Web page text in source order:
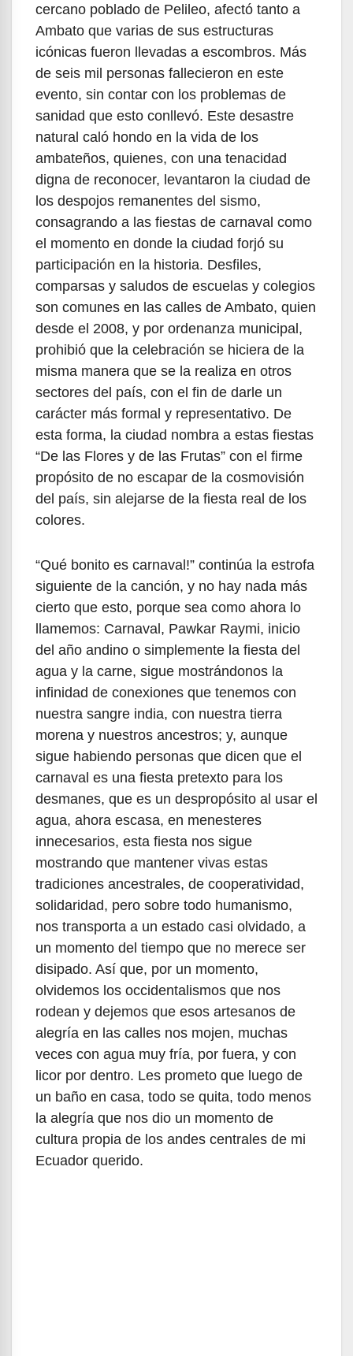
cercano poblado de Pelileo, afectó tanto a
Ambato que varias de sus estructuras
icónicas fueron llevadas a escombros. Más
de seis mil personas fallecieron en este
evento, sin contar con los problemas de
sanidad que esto conllevó. Este desastre
natural caló hondo en la vida de los
ambateños, quienes, con una tenacidad
digna de reconocer, levantaron la ciudad de
los despojos remanentes del sismo,
consagrando a las fiestas de carnaval como
el momento en donde la ciudad forjó su
participación en la historia. Desfiles,
comparsas y saludos de escuelas y colegios
son comunes en las calles de Ambato, quien
desde el 2008, y por ordenanza municipal,
prohibió que la celebración se hiciera de la
misma manera que se la realiza en otros
sectores del país, con el fin de darle un
carácter más formal y representativo. De
esta forma, la ciudad nombra a estas fiestas
“De las Flores y de las Frutas” con el firme
propósito de no escapar de la cosmovisión
del país, sin alejarse de la fiesta real de los
colores.
“Qué bonito es carnaval!” continúa la estrofa
siguiente de la canción, y no hay nada más
cierto que esto, porque sea como ahora lo
llamemos: Carnaval, Pawkar Raymi, inicio
del año andino o simplemente la fiesta del
agua y la carne, sigue mostrándonos la
infinidad de conexiones que tenemos con
nuestra sangre india, con nuestra tierra
morena y nuestros ancestros; y, aunque
sigue habiendo personas que dicen que el
carnaval es una fiesta pretexto para los
desmanes, que es un despropósito al usar el
agua, ahora escasa, en menesteres
innecesarios, esta fiesta nos sigue
mostrando que mantener vivas estas
tradiciones ancestrales, de cooperatividad,
solidaridad, pero sobre todo humanismo,
nos transporta a un estado casi olvidado, a
un momento del tiempo que no merece ser
disipado. Así que, por un momento,
olvidemos los occidentalismos que nos
rodean y dejemos que esos artesanos de
alegría en las calles nos mojen, muchas
veces con agua muy fría, por fuera, y con
licor por dentro. Les prometo que luego de
un baño en casa, todo se quita, todo menos
la alegría que nos dio un momento de
cultura propia de los andes centrales de mi
Ecuador querido.